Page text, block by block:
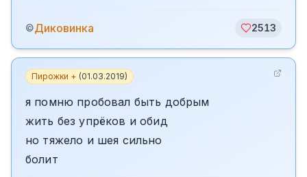
©Диковинка 2513
Пирожки + (01.03.2019)
я помню пробовал быть добрым
жить без упрёков и обид
но тяжело и шея сильно
болит